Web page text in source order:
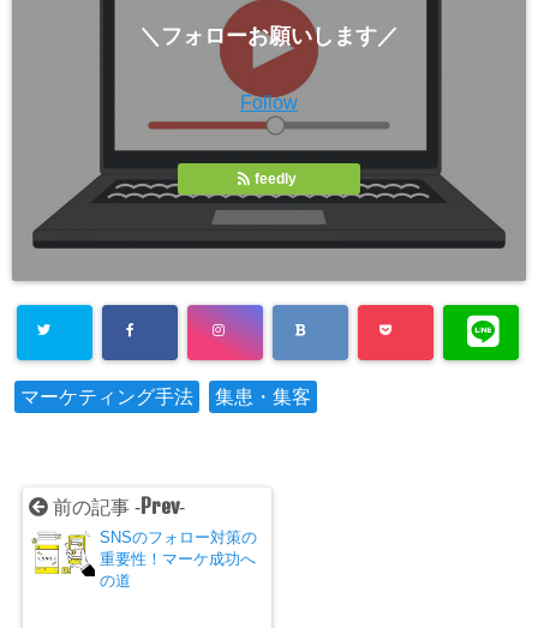
＼フォローお願いします／
Follow
feedly
マーケティング手法 集患・集客
前の記事 -Prev-
SNSのフォロー対策の
重要性！マーケ成功へ
の道